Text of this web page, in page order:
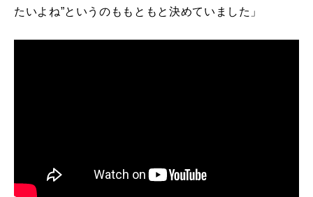
たいよね”というのももともと決めていました」